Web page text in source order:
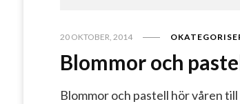
20 OKTOBER, 2014
Blommor och
Blommor och pastell hör våren